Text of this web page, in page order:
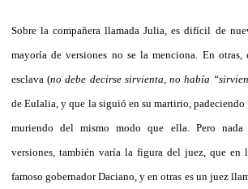
Sobre la compañera llamada Julia, es difícil de
mayoría de versiones no se la menciona. En otras,
esclava (no debe decirse sirvienta, no había
de Eulalia, y que la siguió en su martirio, padeciendo
muriendo del mismo modo que ella. Pero nada
versiones, también varía la figura del juez, que en
famoso gobernador Daciano, y en otras es un juez